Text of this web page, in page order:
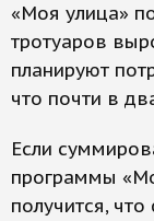
«Моя улица»
тротуаров
планируют
что почти в
Если
программы
получится,